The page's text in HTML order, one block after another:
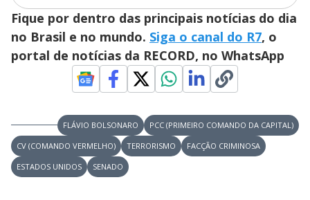
Fique por dentro das principais notícias do dia
no Brasil e no mundo. Siga o canal do R7, o
portal de notícias da RECORD, no WhatsApp
FLÁVIO BOLSONARO
PCC (PRIMEIRO COMANDO DA CAPITAL)
CV (COMANDO VERMELHO)
TERRORISMO
FACÇÃO CRIMINOSA
ESTADOS UNIDOS
SENADO